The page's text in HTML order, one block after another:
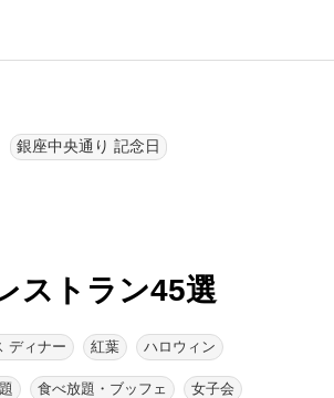
銀座中央通り 記念日
ストラン45選
ディナー 紅葉 ハロウィン
食べ放題・ブッフェ 女子会